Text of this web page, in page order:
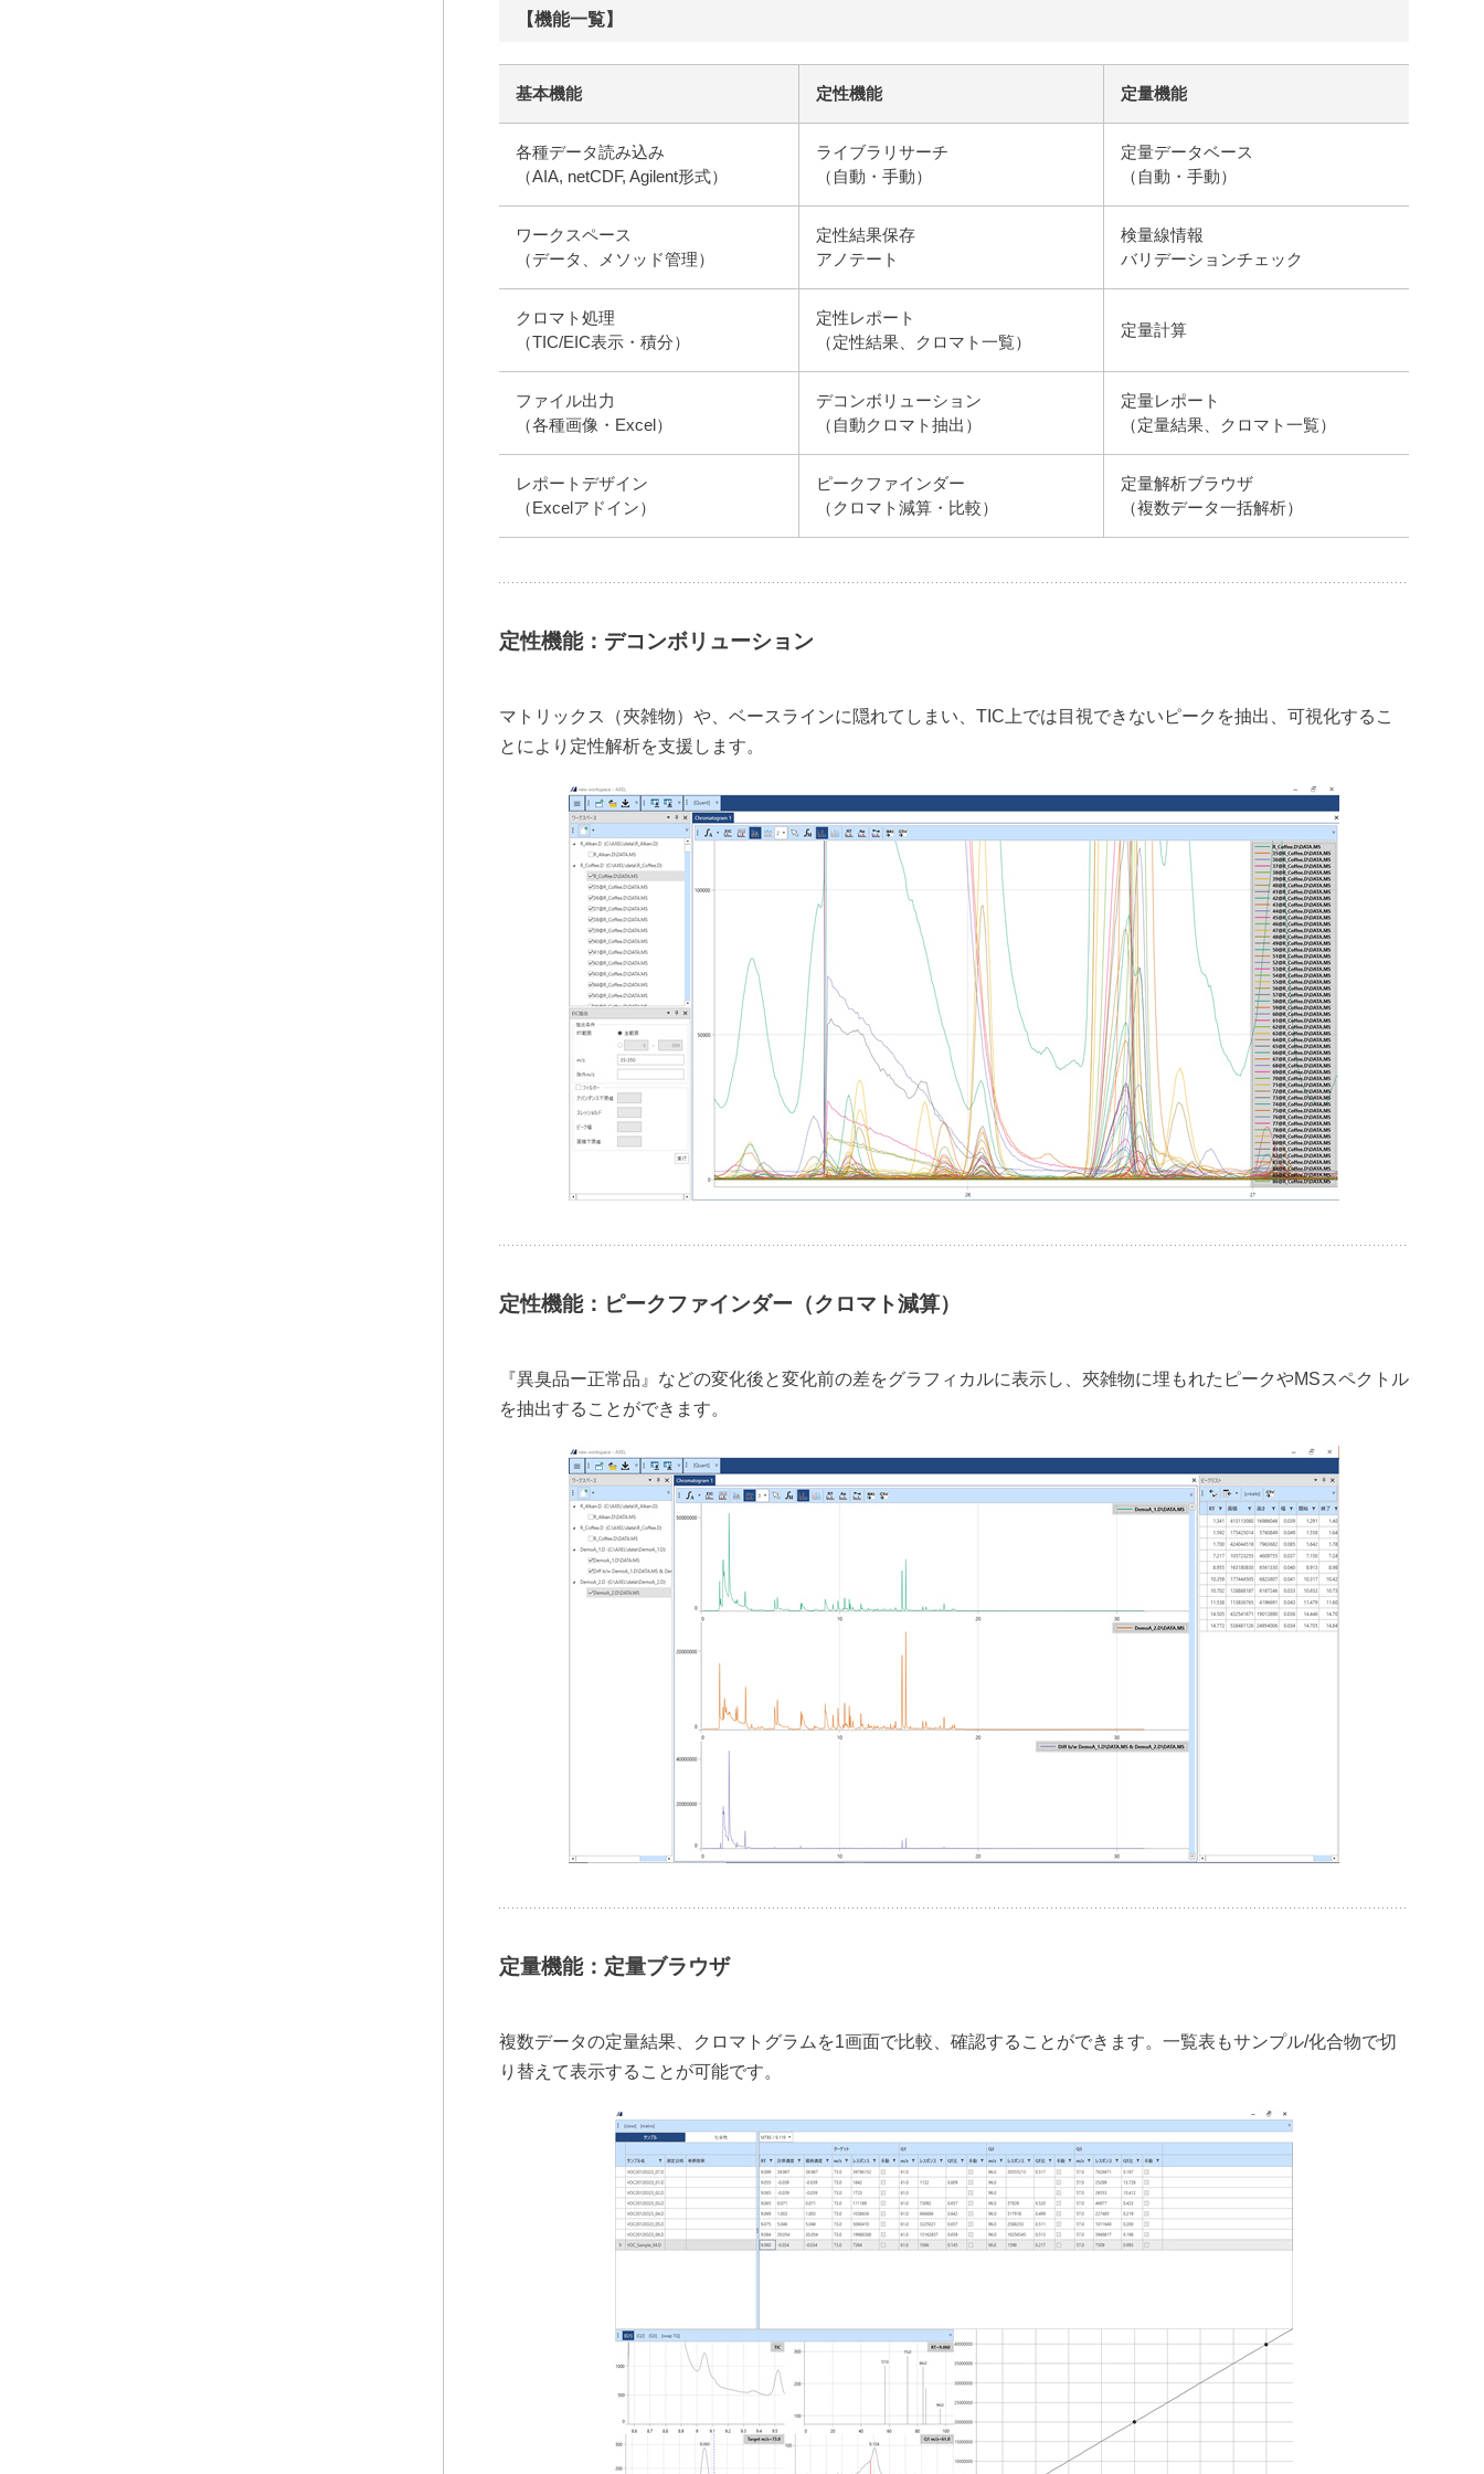
【機能一覧】
基本機能 定性機能 定量機能
各種データ読み込み
（AIA, netCDF, Agilent形式）
ライブラリサーチ
（自動・手動）
定量データベース
（自動・手動）
ワークスペース
（データ、メソッド管理）
定性結果保存
アノテート
検量線情報
バリデーションチェック
クロマト処理
（TIC/EIC表示・積分）
定性レポート
（定性結果、クロマト一覧）
定量計算
ファイル出力
（各種画像・Excel）
デコンボリューション
（自動クロマト抽出）
定量レポート
（定量結果、クロマト一覧）
レポートデザイン
（Excelアドイン）
ピークファインダー
（クロマト減算・比較）
定量解析ブラウザ
（複数データ一括解析）
定性機能：デコンボリューション
マトリックス（夾雑物）や、ベースラインに隠れてしまい、TIC上では目視できないピークを抽出、可視化するこ
とにより定性解析を支援します。
定性機能：ピークファインダー（クロマト減算）
『異臭品ー正常品』などの変化後と変化前の差をグラフィカルに表示し、夾雑物に埋もれたピークやMSスペクトル
を抽出することができます。
定量機能：定量ブラウザ
複数データの定量結果、クロマトグラムを1画面で比較、確認することができます。一覧表もサンプル/化合物で切
り替えて表示することが可能です。